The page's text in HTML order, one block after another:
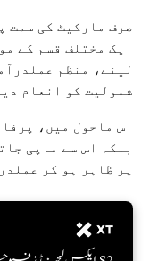
ایک مختلف قسم کے
لینے، منظم
شمولیت کو انعام
اس ماحول میں،
بلکہ اس سے ماپی
پر ظاہر ہو کر